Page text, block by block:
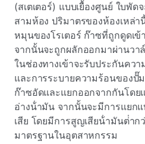
(สเตเตอร์) แบบเยื้องศูนย์ ใบพั
สามห้อง ปริมาตรของห้องเหล่
หมุนของโรเตอร์ ก๊าซที่ถูกดูดเข้
จากนั้นจะถูกผลักออกมาผ่านวา
ในช่องทางเข้าจะรับประกันคว
และการระบายความร้อนของปั๊
ก๊าซอัดและแยกออกจากกันโดย
อ่างน้ํามัน จากนั้นจะมีการแยกแ
เสีย โดยมีการสูญเสียน้ํามันต่ําก
มาตรฐานในอุตสาหกรรม